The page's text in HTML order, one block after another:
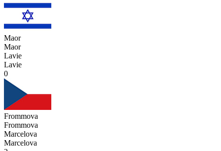
Maor
Maor
Lavie
Lavie
0
Frommova
Frommova
Marcelova
Marcelova